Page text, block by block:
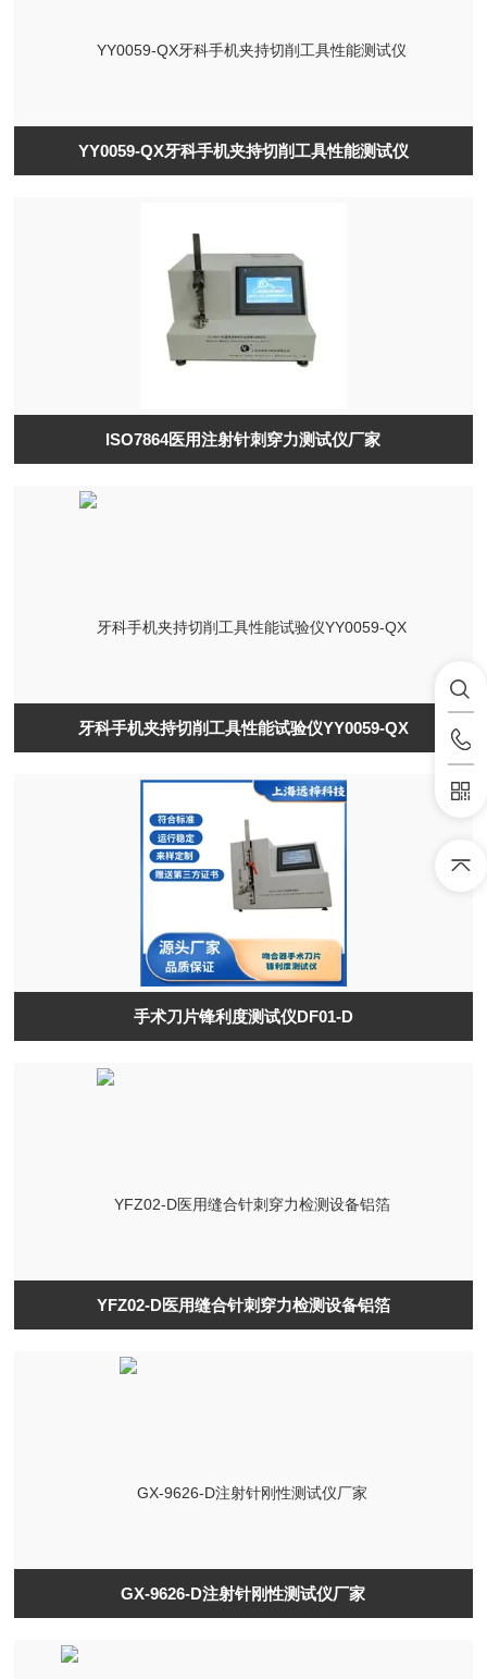
YY0059-QX牙科手机夹持切削工具性能测试仪
ISO7864医用注射针刺穿力测试仪厂家
牙科手机夹持切削工具性能试验仪YY0059-QX
手术刀片锋利度测试仪DF01-D
YFZ02-D医用缝合针刺穿力检测设备铝箔
GX-9626-D注射针刚性测试仪厂家